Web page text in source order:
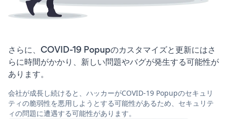
さらに、COVID-19 Popupのカスタマイズと更新にはさ
らに時間がかかり、新しい問題やバグが発生する可能性が
あります。
会社が成長し続けると、ハッカーがCOVID-19 Popupのセキュリ
ティの脆弱性を悪用しようとする可能性があるため、セキュリテ
ィの問題に遭遇する可能性があります。